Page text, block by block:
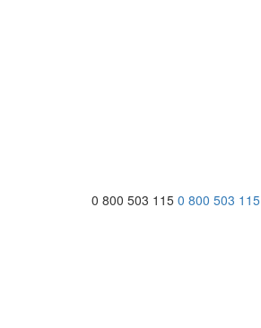
0 800 503 115 0 800 503 115